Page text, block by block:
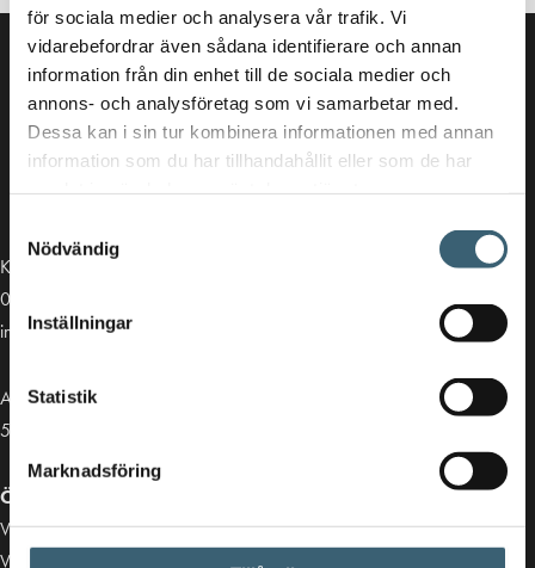
för sociala medier och analysera vår trafik. Vi
vidarebefordrar även sådana identifierare och annan
information från din enhet till de sociala medier och
annons- och analysföretag som vi samarbetar med.
Dessa kan i sin tur kombinera informationen med annan
information som du har tillhandahållit eller som de har
Nödvändig
Inställningar
Statistik
Marknadsföring
Kontakt
013-39 30 90
info@alvestadtanken.se
Algolgatan 7
583 30 Linköping
Öppettider butik:
Vardagar 07.00 - 16.00
Viktiga länkar